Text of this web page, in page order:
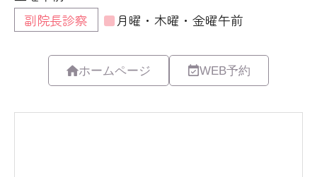
ホームページ WEB予約